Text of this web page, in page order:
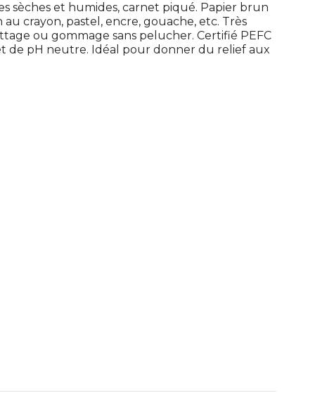
sèches et humides, carnet piqué. Papier brun
crayon, pastel, encre, gouache, etc. Très
ou gommage sans pelucher. Certifié PEFC
de pH neutre. Idéal pour donner du relief aux